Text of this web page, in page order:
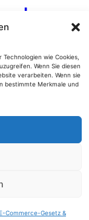
wie Cookies,
Wenn Sie diesen
verarbeiten. Wenn sie
bestimmte Merkmale und
Commerce-Gesetz &
in